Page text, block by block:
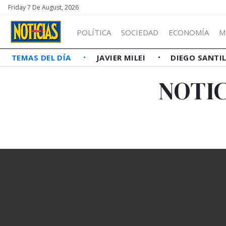
Friday 7 De August, 2026
POLÍTICA SOCIEDAD ECONOMÍA
TEMAS DEL DÍA JAVIER MILEI DIEGO